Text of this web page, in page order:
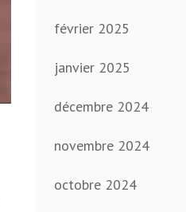
février 2025
janvier 2025
décembre 2024
novembre 2024
octobre 2024